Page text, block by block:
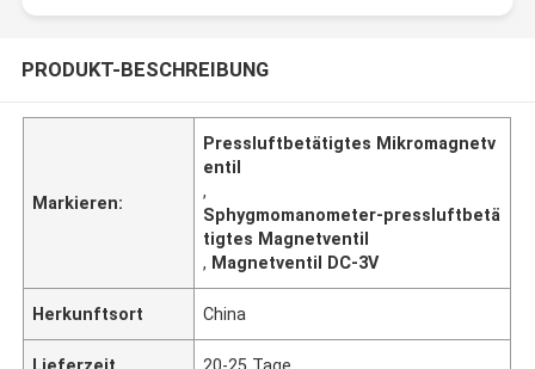
PRODUKT-BESCHREIBUNG
Markieren:
Pressluftbetätigtes Mikromagnetv
entil
,
Sphygmomanometer-pressluftbetä
tigtes Magnetventil
, Magnetventil DC-3V
Herkunftsort China
Lieferzeit 20-25 Tage